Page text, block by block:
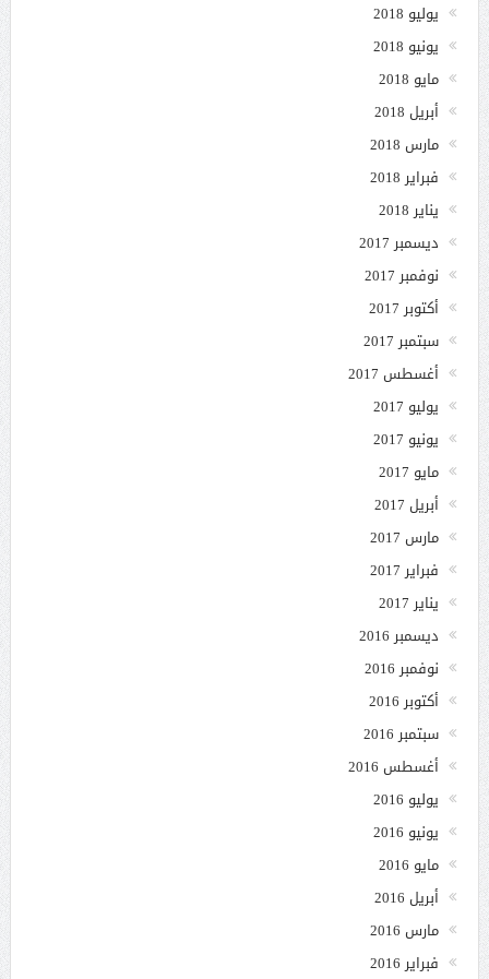
يوليو 2018
يونيو 2018
مايو 2018
أبريل 2018
مارس 2018
فبراير 2018
يناير 2018
ديسمبر 2017
نوفمبر 2017
أكتوبر 2017
سبتمبر 2017
أغسطس 2017
يوليو 2017
يونيو 2017
مايو 2017
أبريل 2017
مارس 2017
فبراير 2017
يناير 2017
ديسمبر 2016
نوفمبر 2016
أكتوبر 2016
سبتمبر 2016
أغسطس 2016
يوليو 2016
يونيو 2016
مايو 2016
أبريل 2016
مارس 2016
فبراير 2016